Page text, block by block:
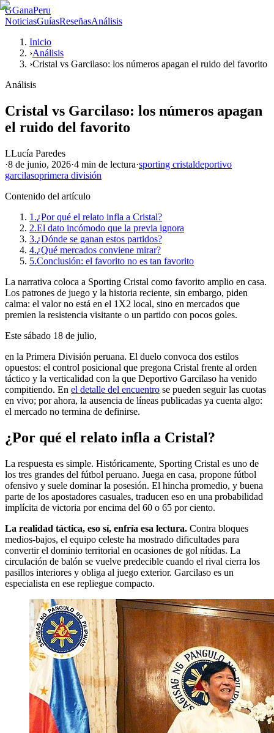
GGanaPeru
NoticiasGuíasReseñasAnálisis
Inicio
›Análisis
›Cristal vs Garcilaso: los números apagan el ruido del favorito
Análisis
Cristal vs Garcilaso: los números apagan
el ruido del favorito
LLucía Paredes
·8 de junio, 2026·4 min de lectura·sporting cristaldeportivo
garcilasoprimera división
Contenido del artículo
1.¿Por qué el relato infla a Cristal?
2.El dato incómodo que la previa ignora
3.¿Dónde se ganan estos partidos?
4.¿Qué mercados conviene mirar?
5.Conclusión: el favorito no es tan favorito
La narrativa coloca a Sporting Cristal como favorito amplio en casa.
Los patrones de juego y la historia reciente, sin embargo, piden
calma: el valor no está en el 1X2 local, sino en mercados que
premien la resistencia visitante o un partido con pocos goles.
Este sábado 18 de julio,
en la Primera División peruana. El duelo convoca dos estilos
opuestos: el control posicional que pregona Cristal frente al orden
táctico y la verticalidad con la que Deportivo Garcilaso ha venido
compitiendo. En el detalle del encuentro se pueden seguir las cuotas
en vivo; por ahora, la ausencia de líneas publicadas ya cuenta algo:
el mercado no termina de definirse.
¿Por qué el relato infla a Cristal?
La respuesta es simple. Históricamente, Sporting Cristal es uno de
los tres grandes del fútbol peruano. Juega en casa, propone fútbol
ofensivo y suele dominar la posesión. El hincha promedio, y buena
parte de los apostadores casuales, traducen eso en una probabilidad
implícita de victoria por encima del 60 o 65 por ciento.
La realidad táctica, eso sí, enfría esa lectura. Contra bloques
medios-bajos, el equipo celeste ha mostrado dificultades para
convertir el dominio territorial en ocasiones de gol nítidas. La
circulación de balón se vuelve predecible cuando el rival cierra los
pasillos interiores y obliga al juego exterior. Garcilaso es un
especialista en ese repliegue compacto.